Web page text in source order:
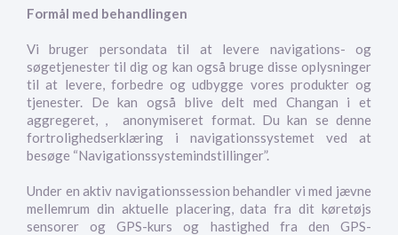
Formål med behandlingen
Vi bruger persondata til at levere navigations- og
søgetjenester til dig og kan også bruge disse oplysninger
til at levere, forbedre og udbygge vores produkter og
tjenester. De kan også blive delt med Changan i et
aggregeret, , anonymiseret format. Du kan se denne
fortrolighedserklæring i navigationssystemet ved at
besøge “Navigationssystemindstillinger”.
Under en aktiv navigationssession behandler vi med jævne
mellemrum din aktuelle placering, data fra dit køretøjs
sensorer og GPS-kurs og hastighed fra den GPS-